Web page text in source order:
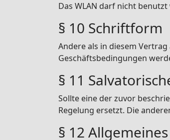
Das WLAN darf nicht
§ 10 Schriftform
Andere als in diesem
Geschäftsbedingungen
§ 11
Sollte eine der zuvor
Regelung ersetzt. Die
§ 12 Allgemeines